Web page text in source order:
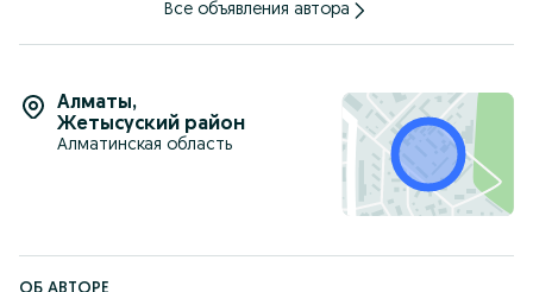
Все объявления автора
Алматы,
Жетысуский район
Алматинская область